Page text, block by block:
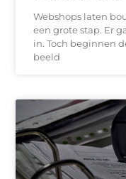
Webshops laten
een grote stap. Er
in. Toch beginnen
beeld